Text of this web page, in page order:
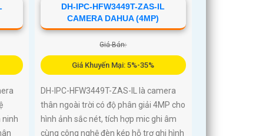
ninh
DH-IPC-HFW3449T-ZAS-IL
CAMERA DAHUA (4MP)
Giá Bán:
Giá Khuyến Mại: 5%-35%
DH-IPC-HFW3449T-ZAS-IL là camera
thân ngoài trời có độ phân giải 4MP cho
hình ảnh sắc nét, tích hợp mic ghi âm
cùng công nghệ đèn kép hỗ trợ ghi hình